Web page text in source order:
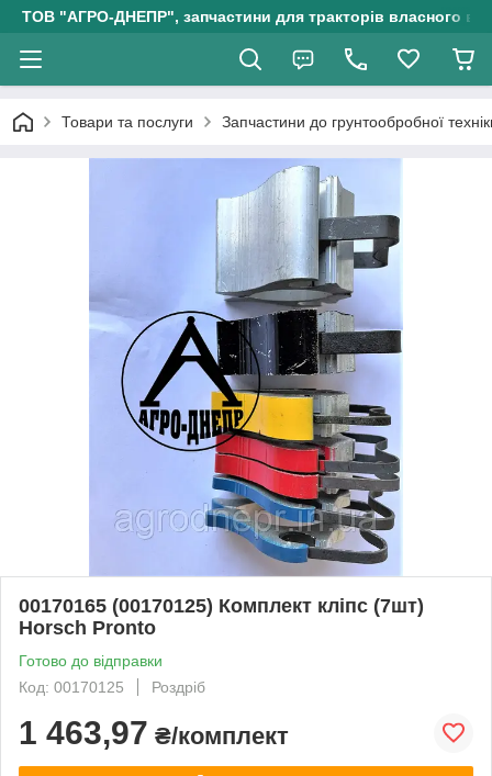
ТОВ "АГРО-ДНЕПР", запчастини для тракторів власного
Товари та послуги Запчастини до грунтообробної
00170165 (00170125) Комплект кліпс (7шт)
Horsch Pronto
Готово до відправки
Код: 00170125
Роздріб
1 463,97 ₴/комплект